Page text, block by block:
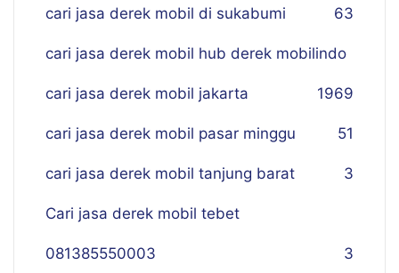
cari jasa derek mobil di sukabumi 63
cari jasa derek mobil hub derek mobilindo
69
cari jasa derek mobil jakarta 19
cari jasa derek mobil pasar minggu 51
cari jasa derek mobil tanjung barat 3
Cari jasa derek mobil tebet
081385550003 3